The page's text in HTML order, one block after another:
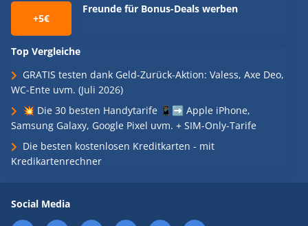
+5€
Freunde für Bonus-Deals werben
Top Vergleiche
GRATIS testen dank Geld-Zurück-Aktion: Valess, Axe Deo,
WC-Ente uvm. (Juli 2026)
💥 Die 30 besten Handytarife 📱➡️ Apple iPhone,
Samsung Galaxy, Google Pixel uvm. + SIM-Only-Tarife
Die besten kostenlosen Kreditkarten - mit
Kredikartenrechner
Social Media